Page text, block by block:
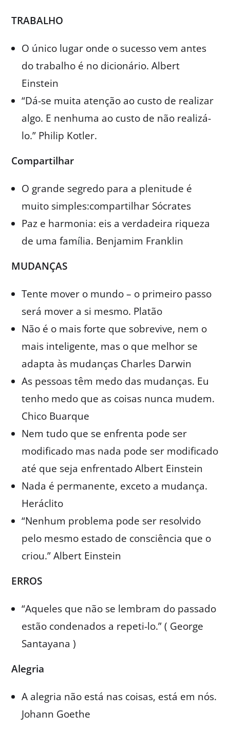
TRABALHO
O único lugar onde o sucesso vem antes
do trabalho é no dicionário. Albert
Einstein
“Dá-se muita atenção ao custo de realizar
algo. E nenhuma ao custo de não realizá-
lo.” Philip Kotler.
Compartilhar
O grande segredo para a plenitude é
muito simples:compartilhar Sócrates
Paz e harmonia: eis a verdadeira riqueza
de uma família. Benjamim Franklin
MUDANÇAS
Tente mover o mundo – o primeiro passo
será mover a si mesmo. Platão
Não é o mais forte que sobrevive, nem o
mais inteligente, mas o que melhor se
adapta às mudanças Charles Darwin
As pessoas têm medo das mudanças. Eu
tenho medo que as coisas nunca mudem.
Chico Buarque
Nem tudo que se enfrenta pode ser
modificado mas nada pode ser modificado
até que seja enfrentado Albert Einstein
Nada é permanente, exceto a mudança.
Heráclito
“Nenhum problema pode ser resolvido
pelo mesmo estado de consciência que o
criou.” Albert Einstein
ERROS
“Aqueles que não se lembram do passado
estão condenados a repeti-lo.” ( George
Santayana )
Alegria
A alegria não está nas coisas, está em nós.
Johann Goethe